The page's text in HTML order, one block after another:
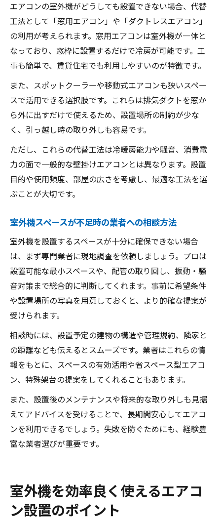
エアコンの室外機がどうしても設置できない場合、代替
工法として「窓用エアコン」や「ダクトレスエアコン」
の利用が考えられます。窓用エアコンは室外機が一体と
なっており、窓枠に設置するだけで冷房が可能です。工
事も簡単で、賃貸住宅でも利用しやすいのが特徴です。
また、スポットクーラーや移動式エアコンも狭いスペー
スで活用できる選択肢です。これらは排気ダクトを窓か
ら外に出すだけで使えるため、設置場所の制約が少な
く、引っ越し時の取り外しも容易です。
ただし、これらの代替工法は冷暖房能力や騒音、消費電
力の面で一般的な壁掛けエアコンとは異なります。設置
目的や使用頻度、部屋の広さを考慮し、最適な工法を選
ぶことが大切です。
室外機スペースが不足時の業者への相談方法
室外機を設置するスペースが十分に確保できない場合
は、まず専門業者に現地調査を依頼しましょう。プロは
設置可能な最小スペースや、配管の取り回し、振動・騒
音対策まで総合的に判断してくれます。事前に希望条件
や設置場所の写真を用意しておくと、より的確な提案が
受けられます。
相談時には、設置予定の建物の構造や管理規約、隣家と
の距離なども伝えるとスムーズです。業者はこれらの情
報をもとに、スペースの有効活用や省スペース型エアコ
ン、特殊架台の提案をしてくれることもあります。
また、設置後のメンテナンスや将来的な取り外しも見据
えてアドバイスを受けることで、長期間安心してエアコ
ンを利用できるでしょう。失敗を防ぐためにも、経験豊
富な業者選びが重要です。
室外機を効率良く使えるエアコ
ン設置のポイント